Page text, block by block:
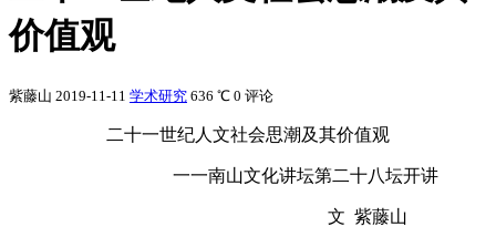
价值观
紫藤山 2019-11-11 学术研究 636 ℃ 0 评论
二十一世纪人文社会思潮及其价值观
一一南山文化讲坛第二十八坛开讲
文 紫藤山